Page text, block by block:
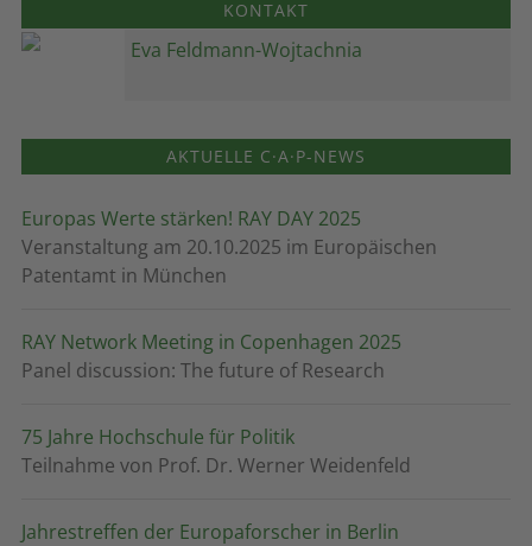
KONTAKT
Eva Feldmann-Wojtachnia
AKTUELLE C·A·P-NEWS
Europas Werte stärken! RAY DAY 2025
Veranstaltung am 20.10.2025 im Europäischen
Patentamt in München
RAY Network Meeting in Copenhagen 2025
Panel discussion: The future of Research
75 Jahre Hochschule für Politik
Teilnahme von Prof. Dr. Werner Weidenfeld
Jahrestreffen der Europaforscher in Berlin